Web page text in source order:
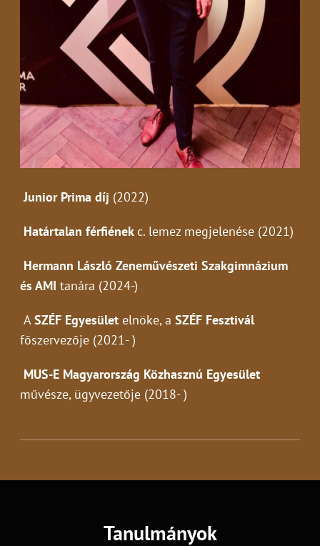
Junior Prima díj (2022)
Határtalan férfiének c. lemez megjelenése (2021)
Hermann László Zeneművészeti Szakgimnázium
és AMI tanára (2024-)
ASZÉF Egyesületelnöke, a SZÉF Fesztivál
főszervezője (2021- )
MUS-E Magyarország Közhasznú Egyesület
művésze, ügyvezetője (2018- )
Tanulmányok